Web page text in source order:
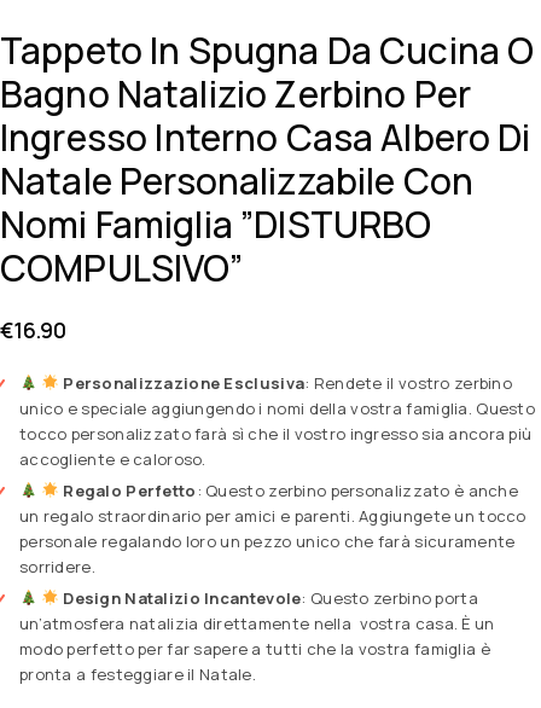
Tappeto In Spugna Da Cucina O
Bagno Natalizio Zerbino Per
Ingresso Interno Casa Albero Di
Natale Personalizzabile Con
Nomi Famiglia ”DISTURBO
COMPULSIVO”
€16.90
Personalizzazione Esclusiva: Rendete il vostro zerbino
unico e speciale aggiungendo i nomi della vostra famiglia. Questo
tocco personalizzato farà sì che il vostro ingresso sia ancora più
accogliente e caloroso.
Regalo Perfetto : Questo zerbino personalizzato è anche
un regalo straordinario per amici e parenti. Aggiungete un tocco
personale regalando loro un pezzo unico che farà sicuramente
sorridere.
Design Natalizio Incantevole: Questo zerbino porta
un’atmosfera natalizia direttamente nella vostra casa. È un
modo perfetto per far sapere a tutti che la vostra famiglia è
pronta a festeggiare il Natale.